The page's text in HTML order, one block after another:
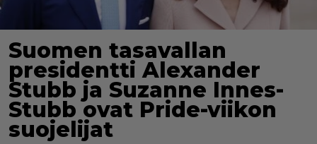
Suomen tasavallan
presidentti Alexander
Stubb ja Suzanne Innes-
Stubb ovat Pride-viikon
suojelijat